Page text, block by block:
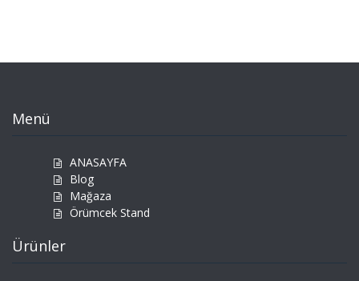
Menü
ANASAYFA
Blog
Mağaza
Örümcek Stand
Ürünler